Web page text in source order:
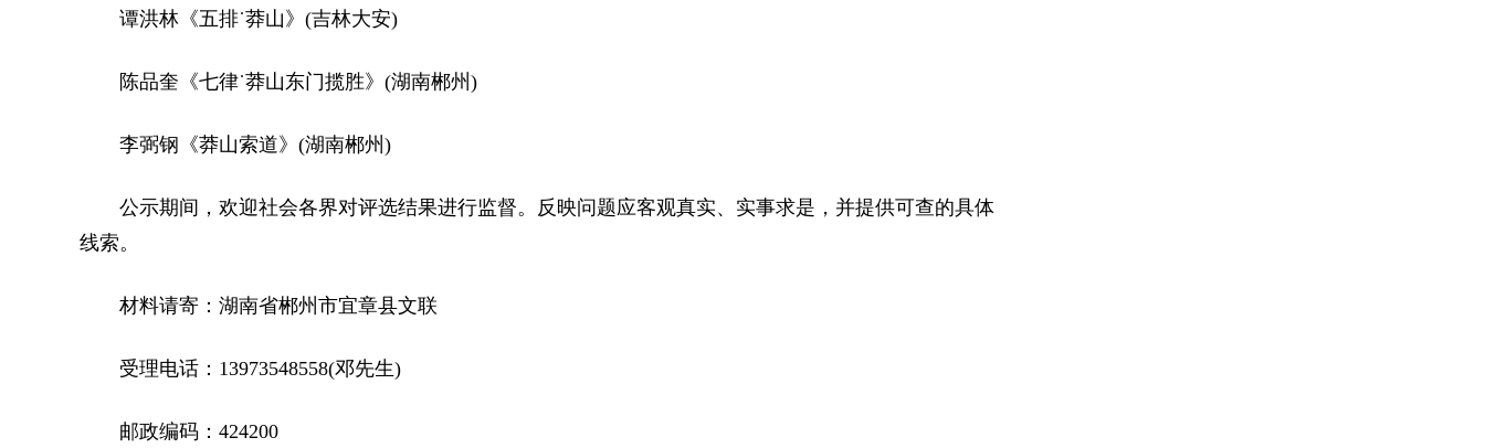
谭洪林《五排˙莽山》(吉林大安)
陈品奎《七律˙莽山东门揽胜》(湖南郴州)
李弼钢《莽山索道》(湖南郴州)
公示期间，欢迎社会各界对评选结果进行监督。反映问题应客观真实、实事求是，并提供可查的具体
线索。
材料请寄：湖南省郴州市宜章县文联
受理电话：13973548558(邓先生)
邮政编码：424200